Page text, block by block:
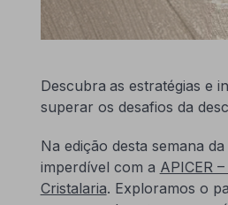
Descubra as estratégias e
superar os desafios da
Na edição desta semana
imperdível com a APICER
Cristalaria. Exploramos o